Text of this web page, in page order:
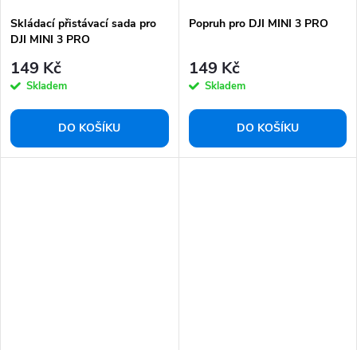
Skládací přistávací sada pro
DJI MINI 3 PRO
149 Kč
Skladem
DO KOŠÍKU
Popruh pro DJI MINI 3 PRO
149 Kč
Skladem
DO KOŠÍKU